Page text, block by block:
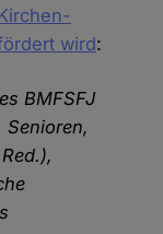
wird:
BMFSFJ
Senioren,